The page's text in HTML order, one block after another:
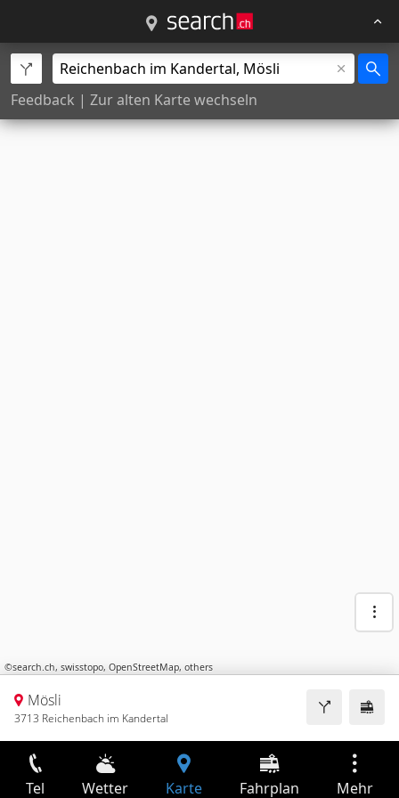
Feedback | Zur alten Karte wechseln
©search.ch, swisstopo, OpenStreetMap, others
Mösli
3713 Reichenbach im Kandertal
Tel Wetter Karte Fahrplan Mehr